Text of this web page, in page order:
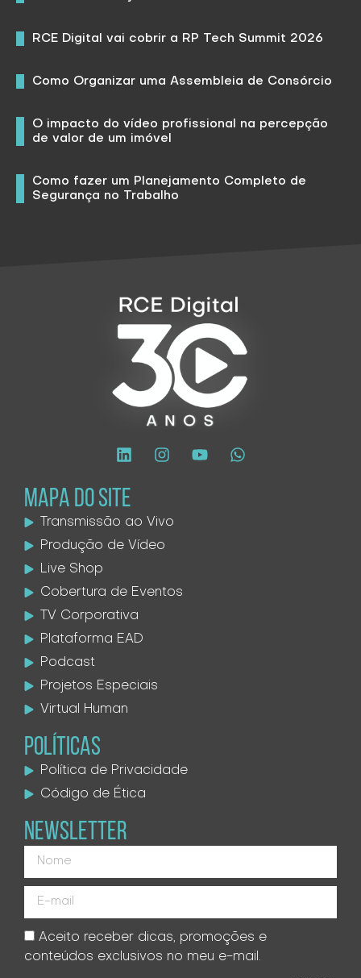
RCE Digital vai cobrir a RP Tech Summit 2026
Como Organizar uma Assembleia de Consórcio
O impacto do vídeo profissional na percepção
de valor de um imóvel
Como fazer um Planejamento Completo de
Segurança no Trabalho
MAPA DO SITE
Transmissão ao Vivo
Produção de Vídeo
Live Shop
Cobertura de Eventos
TV Corporativa
Plataforma EAD
Podcast
Projetos Especiais
Virtual Human
POLÍTICAS
Política de Privacidade
Código de Ética
NEWSLETTER
Aceito receber dicas, promoções e
conteúdos exclusivos no meu e-mail.